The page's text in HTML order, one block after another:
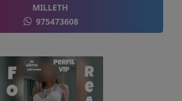
MILLETH
975473608